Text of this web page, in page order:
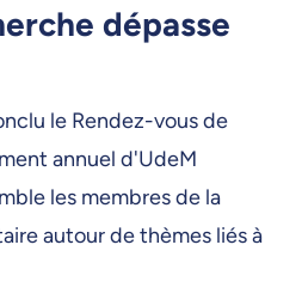
dépasse
le Rendez-vous de
annuel d'UdeM
les membres de la
autour de thèmes liés à